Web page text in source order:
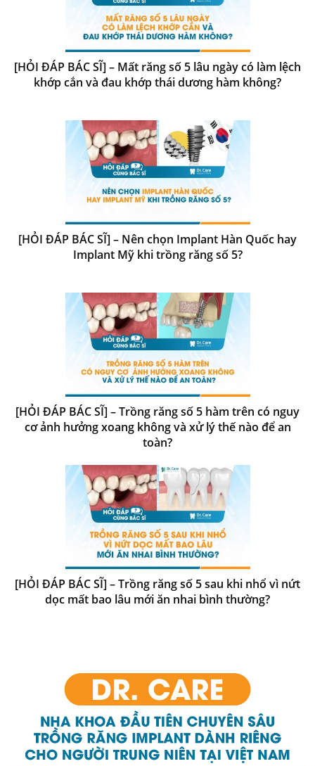
[HỎI ĐÁP BÁC SĨ] – Mất răng số 5 lâu ngày có làm lệch
khớp cắn và đau khớp thái dương hàm không?
[HỎI ĐÁP BÁC SĨ] – Nên chọn Implant Hàn Quốc hay
Implant Mỹ khi trồng răng số 5?
[HỎI ĐÁP BÁC SĨ] – Trồng răng số 5 hàm trên có nguy
cơ ảnh hưởng xoang không và xử lý thế nào để an
toàn?
[HỎI ĐÁP BÁC SĨ] – Trồng răng số 5 sau khi nhổ vì nứt
dọc mất bao lâu mới ăn nhai bình thường?